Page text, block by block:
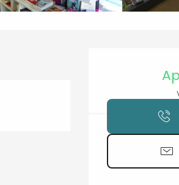
Orari e